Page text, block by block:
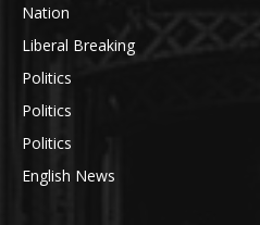
Nation
Liberal Breaking
Politics
Politics
Politics
English News